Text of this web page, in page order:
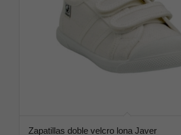
Zapatillas doble velcro lona Javer